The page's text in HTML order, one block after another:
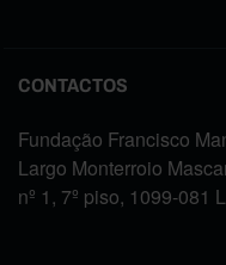
CONTACTOS
Fundação Francisco
Largo Monterroio
nº 1, 7º piso, 1099-081